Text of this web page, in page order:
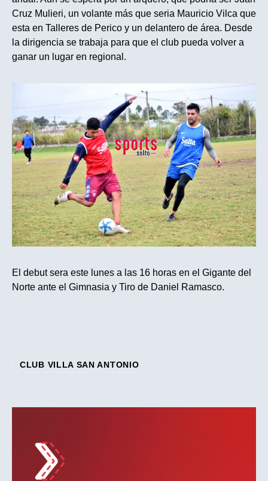
Cruz Mulieri, un volante más que seria Mauricio Vilca que
esta en Talleres de Perico y un delantero de área. Desde
la dirigencia se trabaja para que el club pueda volver a
ganar un lugar en regional.
El debut sera este lunes a las 16 horas en el Gigante del
Norte ante el Gimnasia y Tiro de Daniel Ramasco.
CLUB VILLA SAN ANTONIO